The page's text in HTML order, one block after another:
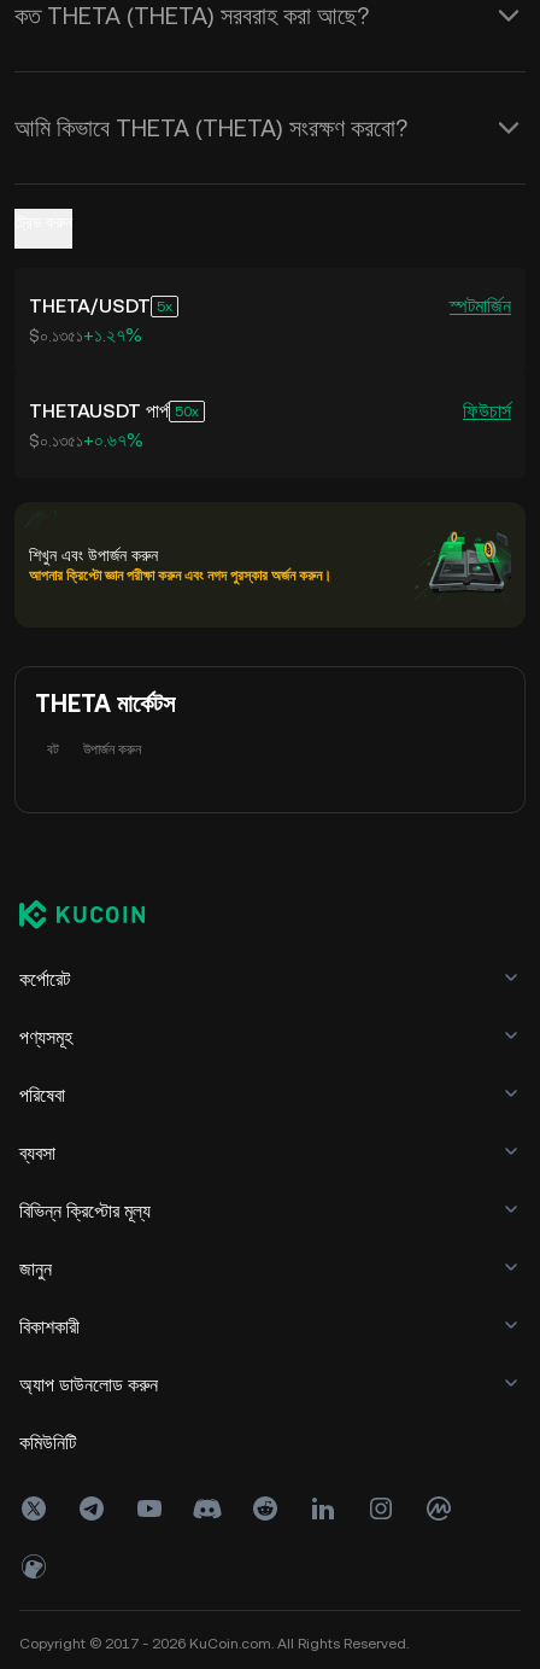
কত THETA (THETA) সরবরাহ করা আছে?
আমি কিভাবে THETA (THETA) সংরক্ষণ করবো?
THETA/USDT 5 স্পটমার্জিন
$০.১৩৫১+১.২৭%
THETAUSDT পার্প 50 ফিউচার্স
$০.১৩৫১+০.৬৭%
শিখুন এবং উপার্জন করুন
আপনার ক্রিপ্টো জ্ঞান পরীক্ষা করুন এবং নগদ পুরস্কার অর্জন করুন।
THETA মার্কেটস
বট উপার্জন করুন
কর্পোরেট
পণ্যসমূহ
পরিষেবা
ব্যবসা
বিভিন্ন ক্রিপ্টোর মূল্য
জানুন
বিকাশকারী
অ্যাপ ডাউনলোড করুন
কমিউনিটি
Copyright © 2017 - 2026 KuCoin.com. All Rights Reserved.